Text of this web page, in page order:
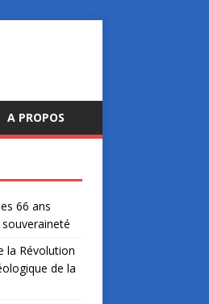
A PROPOS
66 ans
souveraineté
la Révolution
de la